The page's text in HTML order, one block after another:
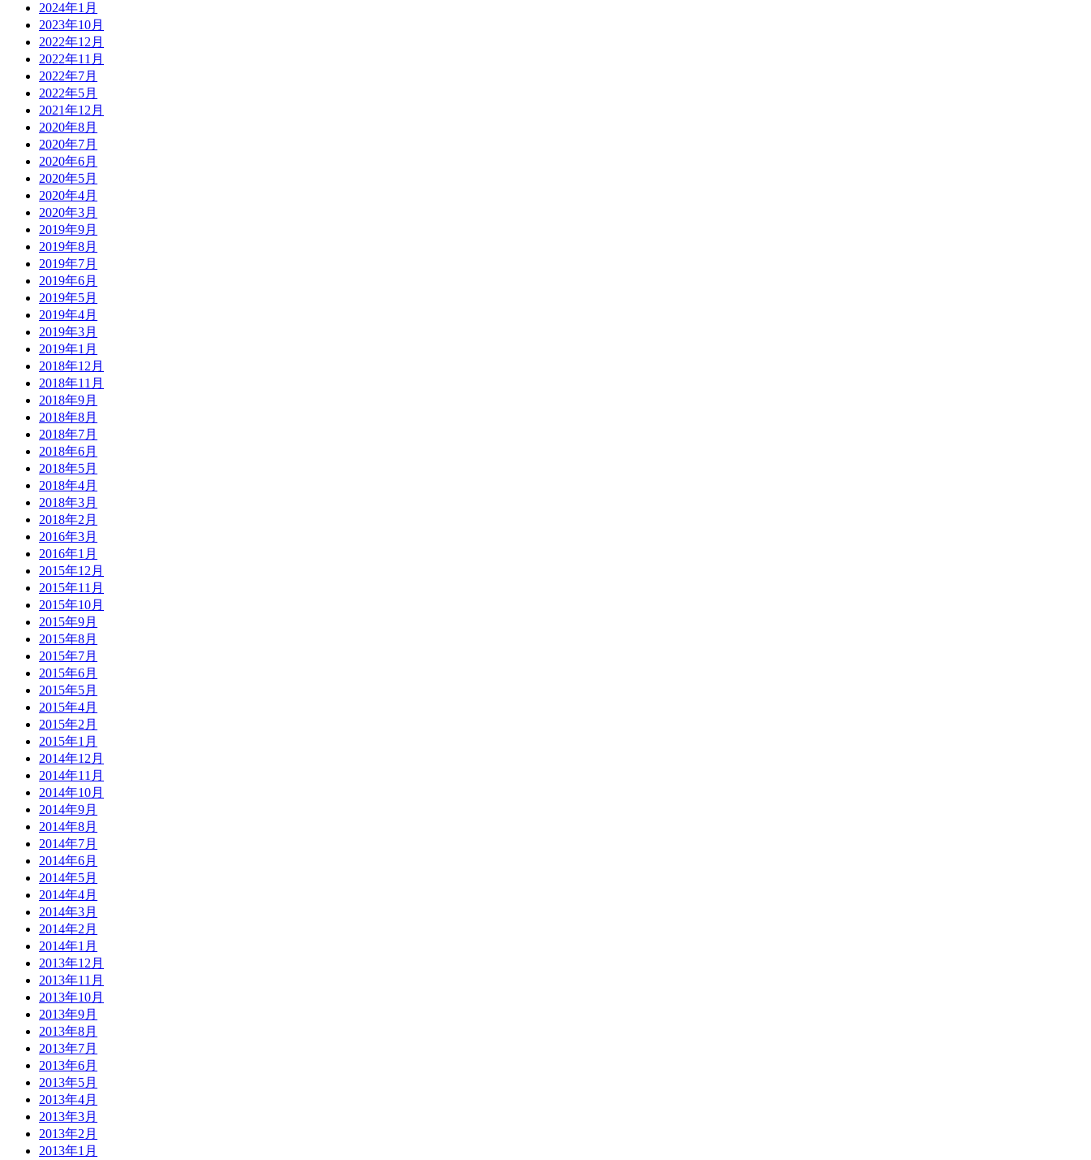
2024年1月
2023年10月
2022年12月
2022年11月
2022年7月
2022年5月
2021年12月
2020年8月
2020年7月
2020年6月
2020年5月
2020年4月
2020年3月
2019年9月
2019年8月
2019年7月
2019年6月
2019年5月
2019年4月
2019年3月
2019年1月
2018年12月
2018年11月
2018年9月
2018年8月
2018年7月
2018年6月
2018年5月
2018年4月
2018年3月
2018年2月
2016年3月
2016年1月
2015年12月
2015年11月
2015年10月
2015年9月
2015年8月
2015年7月
2015年6月
2015年5月
2015年4月
2015年2月
2015年1月
2014年12月
2014年11月
2014年10月
2014年9月
2014年8月
2014年7月
2014年6月
2014年5月
2014年4月
2014年3月
2014年2月
2014年1月
2013年12月
2013年11月
2013年10月
2013年9月
2013年8月
2013年7月
2013年6月
2013年5月
2013年4月
2013年3月
2013年2月
2013年1月